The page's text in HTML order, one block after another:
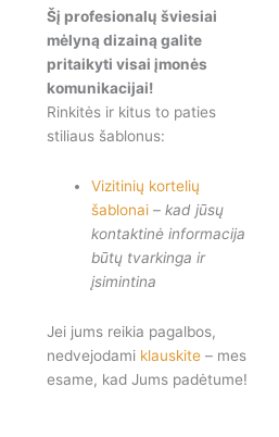
Šį profesionalų šviesiai
mėlyną dizainą galite
pritaikyti visai įmonės
komunikacijai!
Rinkitės ir kitus to paties
stiliaus šablonus:
Vizitinių kortelių
šablonai–kad jūsų
kontaktinė informacija
būtų tvarkinga ir
įsimintina
Jei jums reikia pagalbos,
nedvejodami klauskite – mes
esame, kad Jums padėtume!